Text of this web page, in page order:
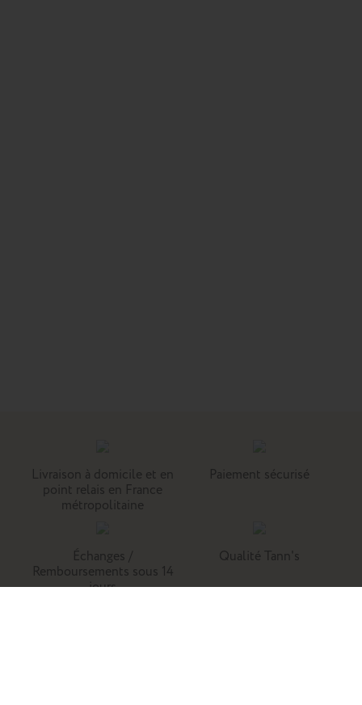
Livraison à domicile et en
point relais en France
métropolitaine
Paiement sécurisé
Échanges /
Remboursements sous 14
jours
Qualité Tann's